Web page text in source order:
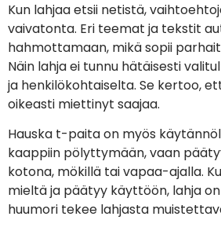
Kun lahjaa etsii netistä,
vaivatonta. Eri teemat ja tekstit
hahmottamaan, mikä sopii
Näin lahja ei tunnu hätäisesti
ja henkilökohtaiselta. Se kertoo,
oikeasti miettinyt saajaa.
Hauska t-paita on myös
kaappiin pölyttymään, vaan
kotona, mökillä tai vapaa-ajalla.
mieltä ja päätyy käyttöön, lahja
huumori tekee lahjasta